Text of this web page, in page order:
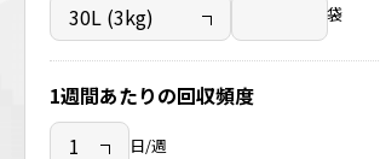
袋
1週間あたりの回収頻度
日/週